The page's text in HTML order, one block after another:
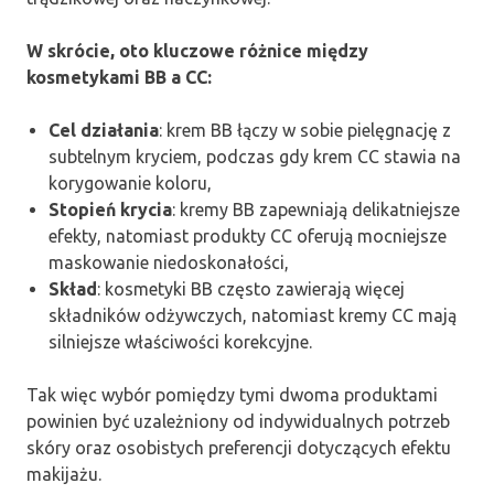
W skrócie, oto kluczowe różnice między
kosmetykami BB a CC:
Cel działania: krem BB łączy w sobie pielęgnację z
subtelnym kryciem, podczas gdy krem CC stawia na
korygowanie koloru,
Stopień krycia: kremy BB zapewniają delikatniejsze
efekty, natomiast produkty CC oferują mocniejsze
maskowanie niedoskonałości,
Skład: kosmetyki BB często zawierają więcej
składników odżywczych, natomiast kremy CC mają
silniejsze właściwości korekcyjne.
Tak więc wybór pomiędzy tymi dwoma produktami
powinien być uzależniony od indywidualnych potrzeb
skóry oraz osobistych preferencji dotyczących efektu
makijażu.